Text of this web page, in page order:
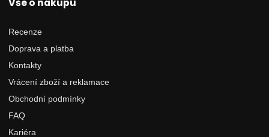
Recenze
Doprava a platba
Kontakty
Vrácení zboží a reklamace
Obchodní podmínky
FAQ
Kariéra